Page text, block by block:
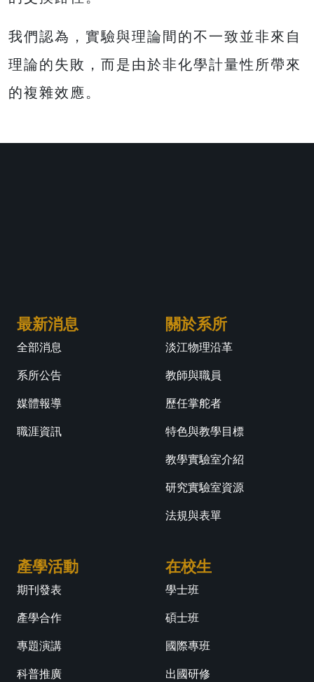
我們認為，實驗與理論間的不一致並非來自
理論的失敗，而是由於非化學計量性所帶來
的複雜效應。
最新消息
全部消息
系所公告
媒體報導
職涯資訊
關於系所
淡江物理沿革
教師與職員
歷任掌舵者
特色與教學目標
教學實驗室介紹
研究實驗室資源
法規與表單
產學活動
期刊發表
產學合作
專題演講
科普推廣
在校生
學士班
碩士班
國際專班
出國研修